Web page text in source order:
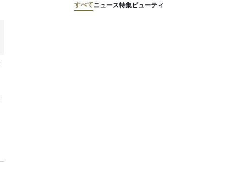
すべてニュース特集ビューティ